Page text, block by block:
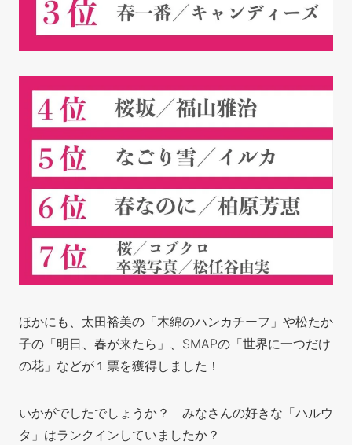
ほかにも、太田裕美の「木綿のハンカチーフ」や松たか
子の「明日、春が来たら」、SMAPの「世界に一つだけ
の花」などが１票を獲得しました！
いかがでしたでしょうか？ みなさんの好きな「ハルウ
タ」はランクインしていましたか？